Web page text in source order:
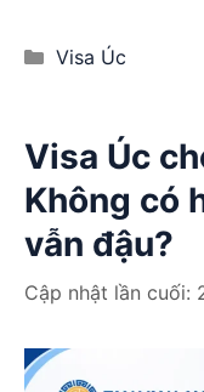
Categories
Visa Úc
Visa Úc
Không có
vẫn đậu?
Cập nhật lần cuối: